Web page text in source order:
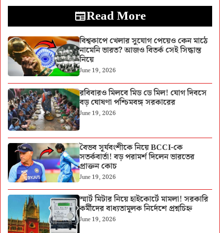
Read More
বিশ্বকাপে খেলার সুযোগ পেয়েও কেন মাঠে
নামেনি ভারত? আজও বিতর্ক সেই সিদ্ধান্ত
নিয়ে
June 19, 2026
রবিবারও মিলবে মিড ডে মিল! যোগ দিবসে
বড় ঘোষণা পশ্চিমবঙ্গ সরকারের
June 19, 2026
বৈভব সূর্যবংশীকে নিয়ে BCCI-কে
সতর্কবার্তা! বড় পরামর্শ দিলেন ভারতের
প্রাক্তন কোচ
June 19, 2026
স্মার্ট মিটার নিয়ে হাইকোর্টে মামলা! সরকারি
কর্মীদের বাধ্যতামূলক নির্দেশে প্রশ্নচিহ্ন
June 19, 2026